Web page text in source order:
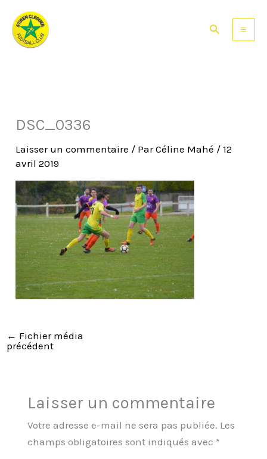
contenu
Rechercher
DSC_0336
Laisser un commentaire / ParCéline Mahé / 12
avril 2019
← Fichier média
précédent
Laisser un commentaire
Votre adresse e-mail ne sera pas publiée. Les
champs obligatoires sont indiqués avec *